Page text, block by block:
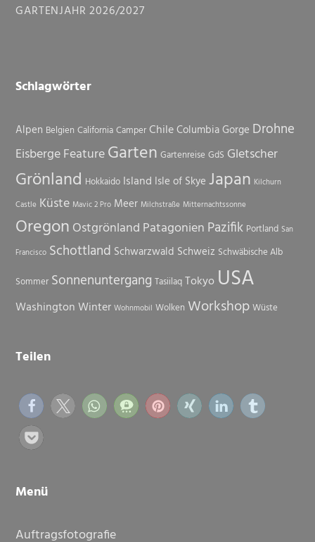
GARTENJAHR 2026/2027
Schlagwörter
Alpen Belgien California Camper ChileColumbia Gorge Drohne
EisbergeFeatureGarten Gartenreise GdS Gletscher
Grönland Hokkaido Island Isle of Skye Japan Kilchurn
Castle Küste Mavic 2 Pro Meer Milchstraße Mitternachtssonne
Oregon Ostgrönland Patagonien Pazifik Portland San
Francisco Schottland Schwarzwald Schweiz Schwäbische Alb
Sommer Sonnenuntergang Tasiilaq Tokyo USA
Washington Winter Wohnmobil Wolken Workshop Wüste
Teilen
Menü
Auftragsfotografie